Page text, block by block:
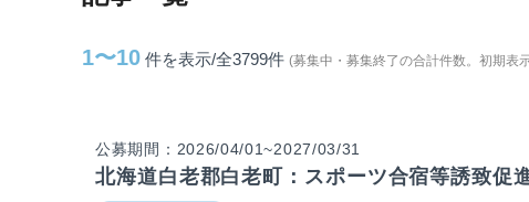
1〜10 件を表示/全3799件 (募集中・募集終了の合計件数。初期表
公募期間：2026/04/01~2027/03/31
北海道白老郡白老町：スポーツ合宿等誘致促